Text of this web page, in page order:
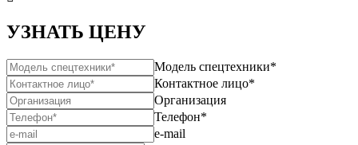
УЗНАТЬ ЦЕНУ
Модель спецтехники*
Контактное лицо*
Организация
Телефон*
e-mail